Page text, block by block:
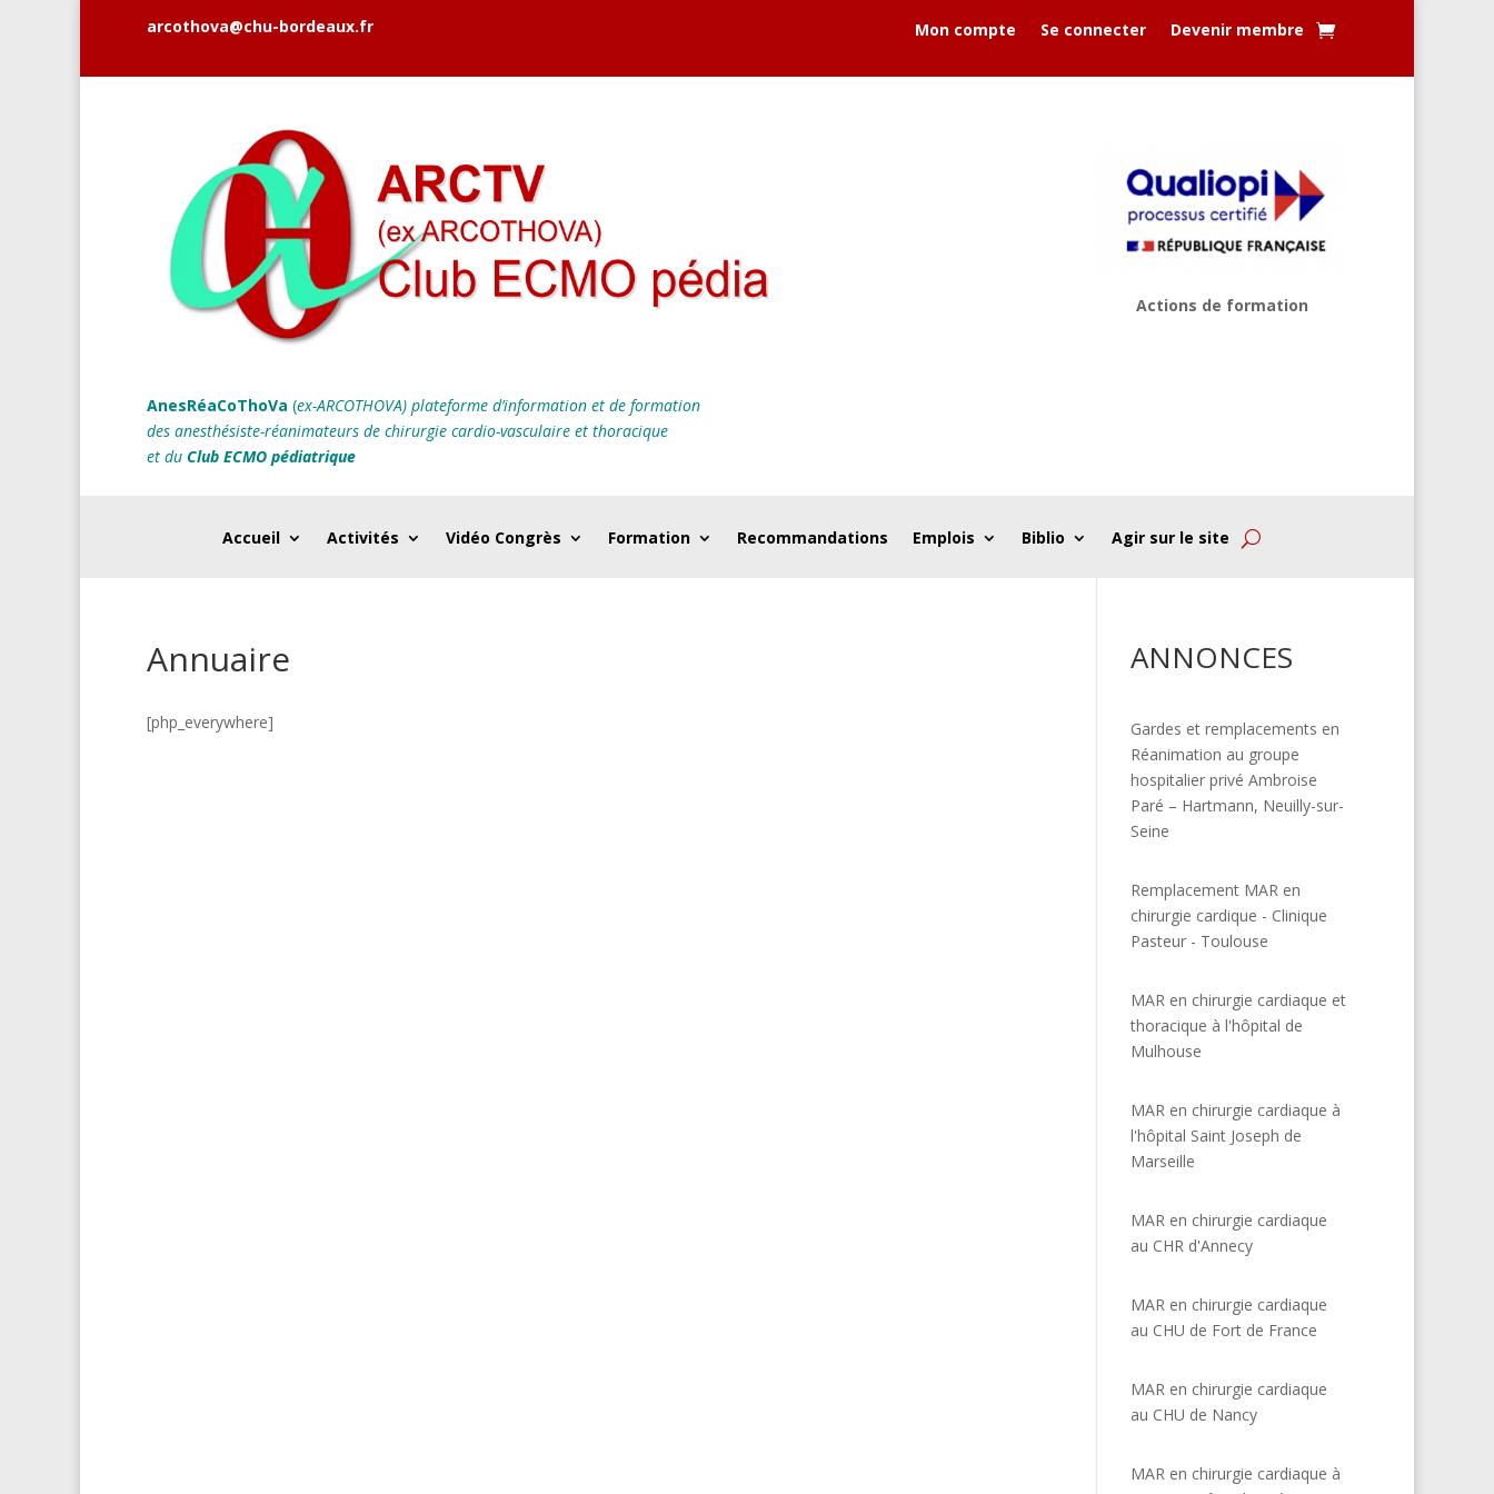
arcothova@chu-bordeaux.fr Mon compte Se connecter Devenir membre
AnesRéaCoThoVa (ex-ARCOTHOVA) plateforme d’information et de formation
des anesthésiste-réanimateurs de chirurgie cardio-vasculaire et thoracique
et du Club ECMO pédiatrique
Actions de formation
Accueil Activités Vidéo Congrès Formation Recommandations Emplois Biblio Agir sur le site
Annuaire
[php_everywhere]
ANNONCES
Gardes et remplacements en
Réanimation au groupe
hospitalier privé Ambroise
Paré – Hartmann, Neuilly-sur-
Seine
Remplacement MAR en
chirurgie cardique - Clinique
Pasteur - Toulouse
MAR en chirurgie cardiaque et
thoracique à l'hôpital de
Mulhouse
MAR en chirurgie cardiaque à
l'hôpital Saint Joseph de
Marseille
MAR en chirurgie cardiaque
au CHR d'Annecy
MAR en chirurgie cardiaque
au CHU de Fort de France
MAR en chirurgie cardiaque
au CHU de Nancy
MAR en chirurgie cardiaque à